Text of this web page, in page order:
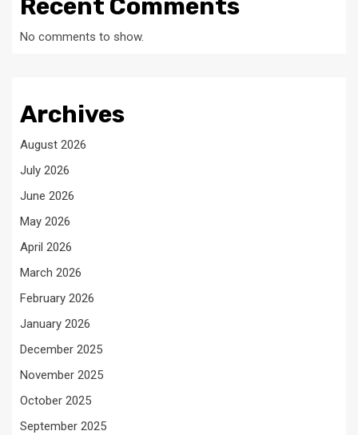
Recent Comments
No comments to show.
Archives
August 2026
July 2026
June 2026
May 2026
April 2026
March 2026
February 2026
January 2026
December 2025
November 2025
October 2025
September 2025